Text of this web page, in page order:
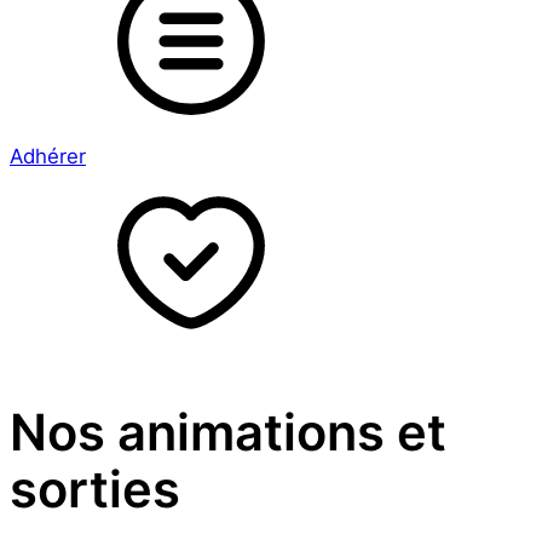
Adhérer
Nos animations et
sorties